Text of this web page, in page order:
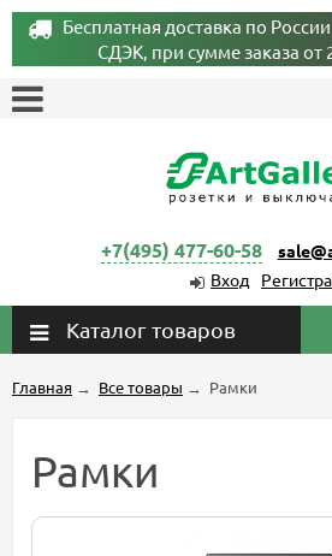
Бесплатная доставка по
СДЭК, при сумме заказа от
+7(495) 477-60-58
Вход
Каталог товаров
Главная → Все товары → Рамки
Рамки